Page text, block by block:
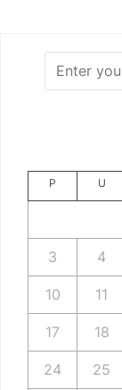
P U
3 4
10 11
17 18
24 25